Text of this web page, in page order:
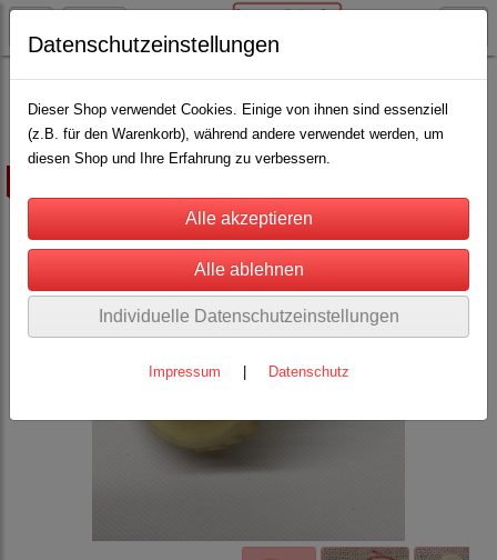
Rinderhaltung Drencher, Tränkeflaschen, Eimer und Sauger(27)
Datenschutzeinstellungen
Dieser Shop verwendet Cookies. Einige von ihnen sind essenziell
(z.B. für den Warenkorb), während andere verwendet werden, um
diesen Shop und Ihre Erfahrung zu verbessern.
Individuelle Datenschutzeinstellungen
Impressum Datenschutz